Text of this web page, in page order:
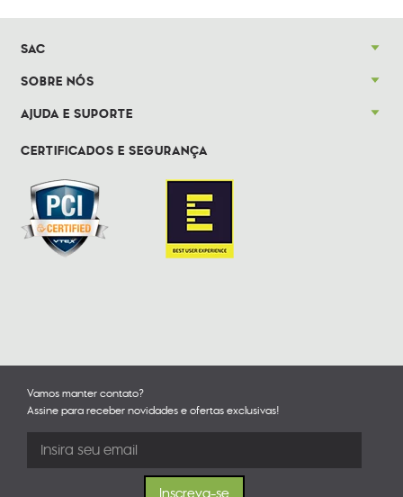
SAC
SOBRE NÓS
AJUDA E SUPORTE
CERTIFICADOS E SEGURANÇA
Vamos manter contato?
Assine para receber novidades e ofertas exclusivas!